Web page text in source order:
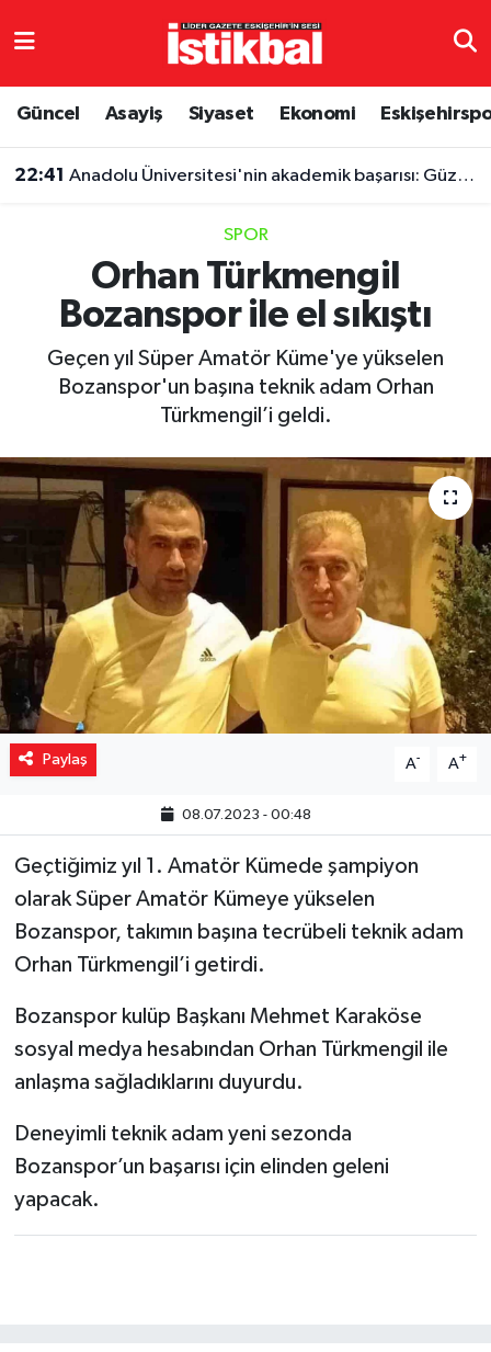
Güncel Asayiş Siyaset Ekonomi
22:41 Anadolu Üniversitesi'nin akademik başarısı: Güzel Sanatlar Fakültesi büyük destekçisi
SPOR
Orhan Türkmengil
Bozanspor ile el sıkıştı
Geçen yıl Süper Amatör Küme'ye yükselen
Bozanspor'un başına teknik adam Orhan
Türkmengil’i geldi.
Paylaş A- A+
08.07.2023 - 00:48
Geçtiğimiz yıl 1. Amatör Kümede şampiyon
olarak Süper Amatör Kümeye yükselen
Bozanspor, takımın başına tecrübeli teknik adam
Orhan Türkmengil’i getirdi.
Bozanspor kulüp Başkanı Mehmet Karaköse
sosyal medya hesabından Orhan Türkmengil ile
anlaşma sağladıklarını duyurdu.
Deneyimli teknik adam yeni sezonda
Bozanspor’un başarısı için elinden geleni
yapacak.
Eskişehirspor
Spor
Eğitim
Sağlık
Yaşam
Resmi ilanlar
Eskişehir Nöbetçi Eczaneler
TFF 3.Lig 4.Grup Puan Durumu ve Fikstür
Tüm Manşetler
Son Dakika Haberleri
Haber Arşivi